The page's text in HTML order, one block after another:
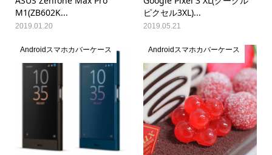
M1(ZB602K...
2019.01.20
ピクセル3XL)...
2019.05.21
Androidスマホカバーケース Androidスマホカバーケース